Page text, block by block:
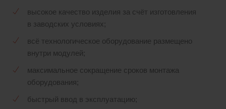
высокое качество изделия за счёт изготовления
в заводских условиях;
всё технологическое оборудование размещено
внутри модулей;
максимальное сокращение сроков монтажа
оборудования;
быстрый ввод в эксплуатацию;